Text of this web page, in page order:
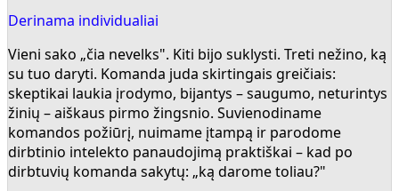
Derinama individualiai
Vieni sako „čia nevelks". Kiti bijo suklysti. Treti nežino, ką
su tuo daryti. Komanda juda skirtingais greičiais:
skeptikai laukia įrodymo, bijantys – saugumo, neturintys
žinių – aiškaus pirmo žingsnio. Suvienodiname
komandos požiūrį, nuimame įtampą ir parodome
dirbtinio intelekto panaudojimą praktiškai – kad po
dirbtuvių komanda sakytų: „ką darome toliau?"